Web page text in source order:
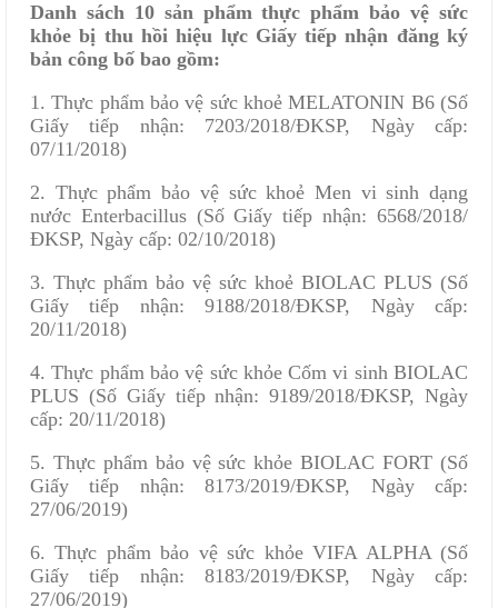
Danh sách 10 sản phẩm thực phẩm bảo vệ sức
khỏe bị thu hồi hiệu lực Giấy tiếp nhận đăng ký
bản công bố bao gồm:
1. Thực phẩm bảo vệ sức khoẻ MELATONIN B6 (Số
Giấy tiếp nhận: 7203/2018/ĐKSP, Ngày cấp:
07/11/2018)
2. Thực phẩm bảo vệ sức khoẻ Men vi sinh dạng
nước Enterbacillus (Số Giấy tiếp nhận: 6568/2018/
ĐKSP, Ngày cấp: 02/10/2018)
3. Thực phẩm bảo vệ sức khoẻ BIOLAC PLUS (Số
Giấy tiếp nhận: 9188/2018/ĐKSP, Ngày cấp:
20/11/2018)
4. Thực phẩm bảo vệ sức khỏe Cốm vi sinh BIOLAC
PLUS (Số Giấy tiếp nhận: 9189/2018/ĐKSP, Ngày
cấp: 20/11/2018)
5. Thực phẩm bảo vệ sức khỏe BIOLAC FORT (Số
Giấy tiếp nhận: 8173/2019/ĐKSP, Ngày cấp:
27/06/2019)
6. Thực phẩm bảo vệ sức khỏe VIFA ALPHA (Số
Giấy tiếp nhận: 8183/2019/ĐKSP, Ngày cấp:
27/06/2019)